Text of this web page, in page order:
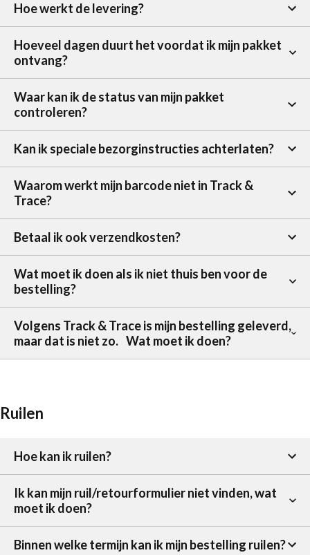
Hoe werkt de levering?
Hoeveel dagen duurt het voordat ik mijn pakket
ontvang?
Waar kan ik de status van mijn pakket
controleren?
Kan ik speciale bezorginstructies achterlaten?
Waarom werkt mijn barcode niet in Track &
Trace?
Betaal ik ook verzendkosten?
Wat moet ik doen als ik niet thuis ben voor de
bestelling?
Volgens Track & Trace is mijn bestelling geleverd,
maar dat is niet zo. Wat moet ik doen?
Ruilen
Hoe kan ik ruilen?
Ik kan mijn ruil/retourformulier niet vinden, wat
moet ik doen?
Binnen welke termijn kan ik mijn bestelling ruilen?